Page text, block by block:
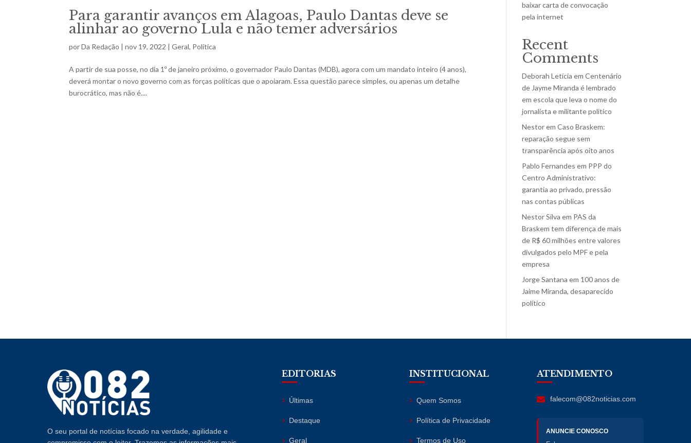
Para garantir avanços em Alagoas, Paulo Dantas deve se
alinhar ao governo Lula e não temer adversários
porDa Redação |nov 19, 2022 |Geral, Política
A partir de sua posse, no dia 1º de janeiro próximo, o governador Paulo Dantas (MDB), agora com um mandato inteiro (4 anos),
deverá montar o novo governo com as forças políticas que o apoiaram. Essa questão parece simples, ou apenas um detalhe
burocrático, mas não é....
baixar carta de convocação
pela internet
Recent
Comments
Deborah Letícia emCentenário
de Jayme Miranda é lembrado
em escola que leva o nome do
jornalista e militante político
NestoremCaso Braskem:
reparação segue sem
transparência após oito anos
Pablo Fernandes em PPP do
Centro Administrativo:
garantia ao privado, pressão
nas contas públicas
Nestor Silva em PAS da
Braskem tem diferença de mais
de R$ 60 milhões entre valores
divulgados pelo MPF e pela
empresa
Jorge Santana em 100 anos de
Jaime Miranda, desaparecido
político
O seu portal de notícias focado na verdade, agilidade e
EDITORIAS
Últimas
Destaque
Geral
INSTITUCIONAL
Quem Somos
Política de Privacidade
Termos de Uso
ATENDIMENTO
falecom@082noticias.com
ANUNCIE CONOSCO